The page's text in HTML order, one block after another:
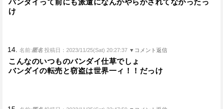
バンダイって前にも派遣になんかやらかされてなかったっ
け
14. 名前:匿名 投稿日：2023/11/25(Sat) 20:27:37 ▼コメント返信
こんなのいつものバンダイ仕草でしょ
バンダイの転売と窃盗は世界一ィ！！だっけ